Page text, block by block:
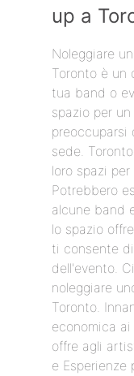
up a
Noleggiare
Toronto è un
tua band o
spazio per
sede.
loro spazi
Potrebbero
alcune band
lo spazio
ti consente
dell'evento.
noleggiare
Toronto.
economica
offre agli
e Esperienze